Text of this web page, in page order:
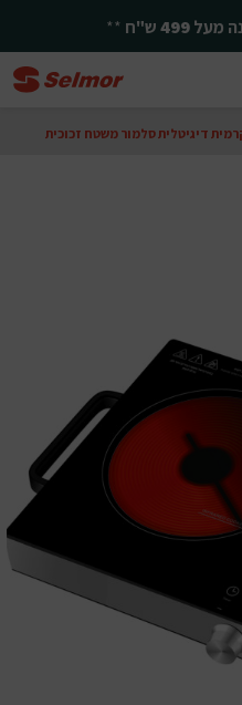
מעל499ש"ח **
דיגיטלית סלמור משטח זכוכית